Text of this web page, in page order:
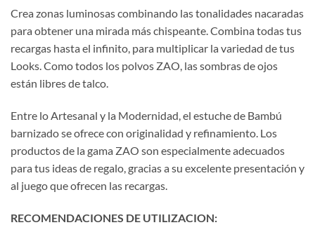
Crea zonas luminosas combinando las tonalidades nacaradas
para obtener una mirada más chispeante. Combina todas tus
recargas hasta el infinito, para multiplicar la variedad de tus
Looks. Como todos los polvos ZAO, las sombras de ojos
están libres de talco.
Entre lo Artesanal y la Modernidad, el estuche de Bambú
barnizado se ofrece con originalidad y refinamiento. Los
productos de la gama ZAO son especialmente adecuados
para tus ideas de regalo, gracias a su excelente presentación y
al juego que ofrecen las recargas.
RECOMENDACIONES DE UTILIZACION: